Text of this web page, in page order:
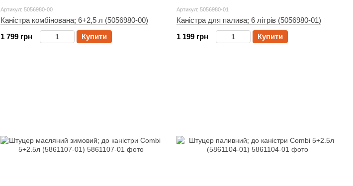
Артикул: 5056980-00
Каністра комбінована; 6+2,5 л (5056980-00)
1 799 грн
Купити
Артикул: 5056980-01
Каністра для палива; 6 літрів (5056980-01)
1 199 грн
Купити